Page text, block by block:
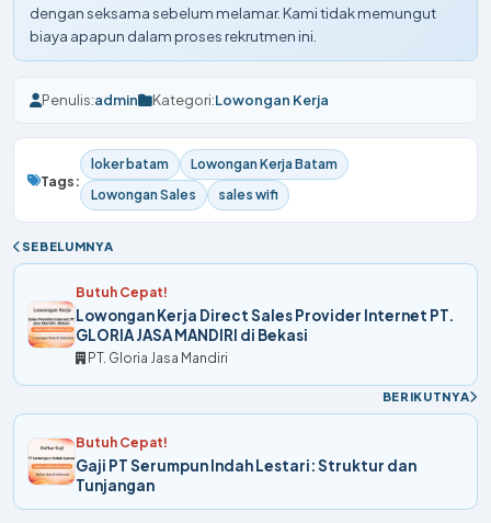
dengan seksama sebelum melamar. Kami tidak memungut
biaya apapun dalam proses rekrutmen ini.
Penulis:admin Kategori:Lowongan Kerja
Tags:
loker batam
Lowongan Kerja Batam
Lowongan Sales
sales wifi
SEBELUMNYA
Butuh Cepat!
Lowongan Kerja Direct Sales Provider Internet PT.
GLORIA JASA MANDIRI di Bekasi
PT. Gloria Jasa Mandiri
BERIKUTNYA
Butuh Cepat!
Gaji PT Serumpun Indah Lestari: Struktur dan
Tunjangan